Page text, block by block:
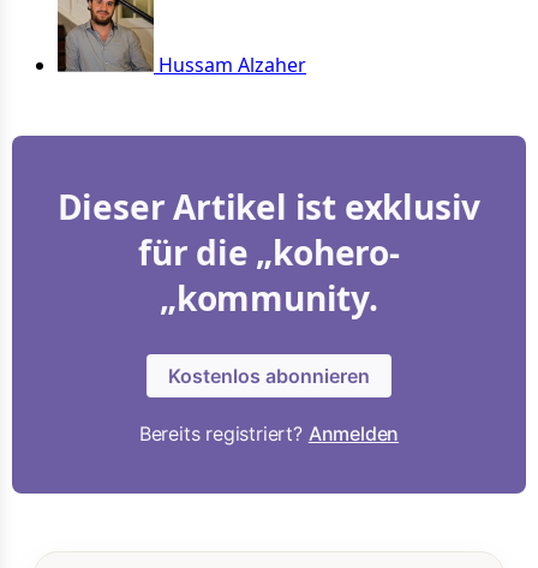
Hussam Alzaher
Dieser Artikel ist exklusiv
für die „kohero-
„kommunity.
Kostenlos abonnieren
Bereits registriert? Anmelden